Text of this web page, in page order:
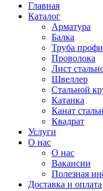
Главная
Каталог
Арматура
Балка
Труба
Проволока
Лист
Швеллер
Стальной
Катанка
Канат
Квадрат
Услуги
О нас
О нас
Вакансии
Полезная
Доставка и оплата